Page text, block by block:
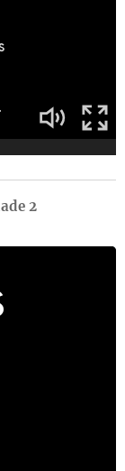
2